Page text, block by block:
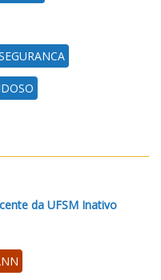
da UFSM Inativo